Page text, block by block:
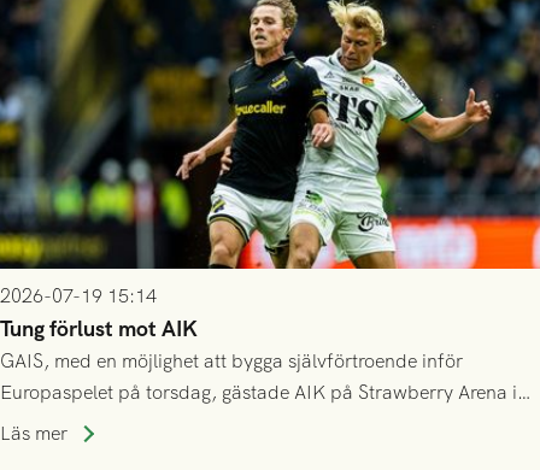
2026-07-19 15:14
Tung förlust mot AIK
GAIS, med en möjlighet att bygga självförtroende inför
Europaspelet på torsdag, gästade AIK på Strawberry Arena i
Stockholm . Men trots konstant hotande i första halvlek av
Läs mer